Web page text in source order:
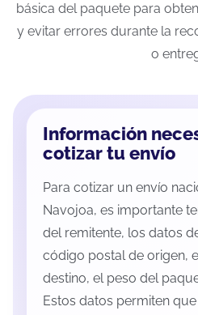
básica del paquete para
y evitar errores durante la
o
Información
cotizar tu envío
Para cotizar un envío
Navojoa, es importante
del remitente, los datos
código postal de origen,
destino, el peso del
Estos datos permiten